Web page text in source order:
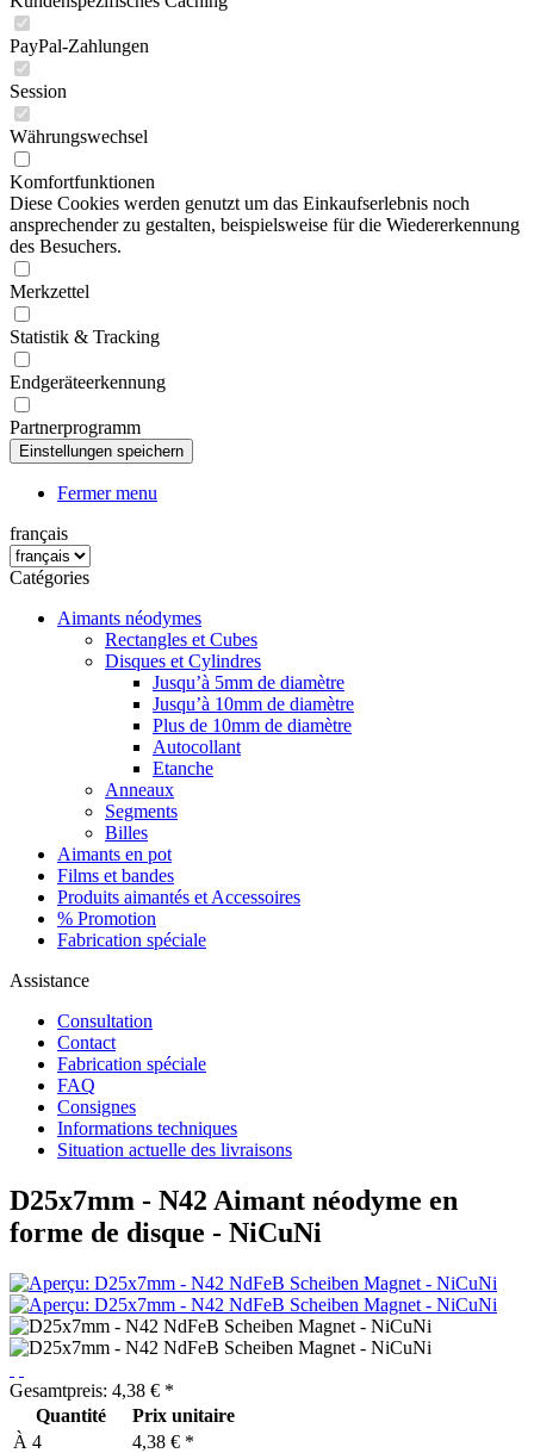
PayPal-Zahlungen
Session
Währungswechsel
Komfortfunktionen
Diese Cookies werden genutzt um das Einkaufserlebnis noch
ansprechender zu gestalten, beispielsweise für die Wiedererkennung
des Besuchers.
Merkzettel
Statistik & Tracking
Endgeräteerkennung
Partnerprogramm
Fermer menu
français
Catégories
Aimants néodymes
Rectangles et Cubes
Disques et Cylindres
Jusqu’à 5mm de diamètre
Jusqu’à 10mm de diamètre
Plus de 10mm de diamètre
Autocollant
Etanche
Anneaux
Segments
Billes
Aimants en pot
Films et bandes
Produits aimantés et Accessoires
% Promotion
Fabrication spéciale
Assistance
Consultation
Contact
Fabrication spéciale
FAQ
Consignes
Informations techniques
Situation actuelle des livraisons
D25x7mm - N42 Aimant néodyme en
forme de disque - NiCuNi
Gesamtpreis: 4,38 € *
Quantité
Prix unitaire
À 4
4,38 € *